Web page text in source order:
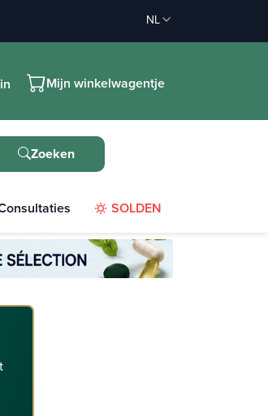
NL
Mijn winkelwagentje
Zoeken
SOLDEN